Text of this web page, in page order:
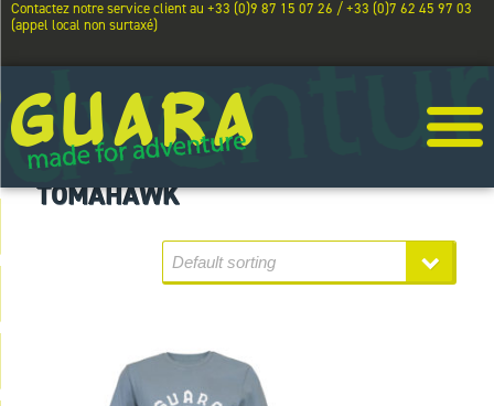
Contactez notre service client au +33 (0)9 87 15 07 26 / +33 (0)7 62 45 97 03
(appel local non surtaxé)
TOMAHAWK